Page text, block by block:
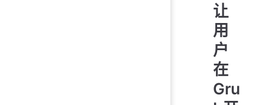
让
用
户
在
Gru